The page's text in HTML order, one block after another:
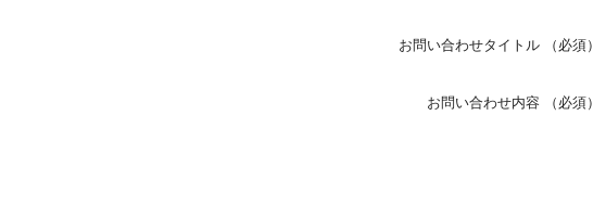
お問い合わせタイトル （必須）
お問い合わせ内容 （必須）